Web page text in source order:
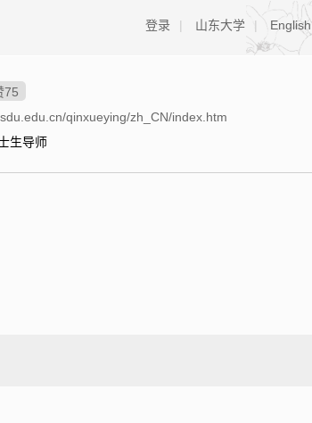
登录 | 山东大学 | English
75
qinxueying/zh_CN/index.htm
生导师